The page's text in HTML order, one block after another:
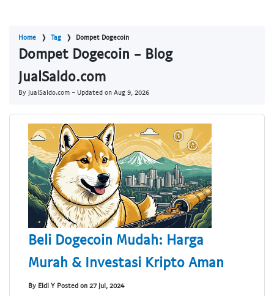
Home Tag Dompet Dogecoin
Dompet Dogecoin - Blog
JualSaldo.com
By JualSaldo.com - Updated on Aug 9, 2026
Beli Dogecoin Mudah: Harga
Murah & Investasi Kripto Aman
By Eldi Y Posted on 27 Jul, 2024